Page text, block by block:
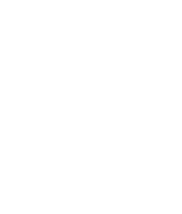
Fi ventilátor, minibar, trezor, set na